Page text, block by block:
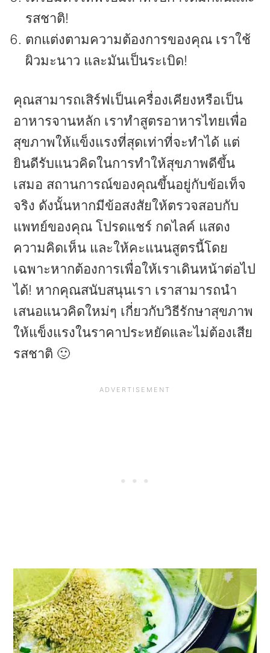
รสชาติ!
ตกแต่งตามความต้องการของคุณ เราใช้
ผิวมะนาว และมันเป็นระเบิด!
คุณสามารถเสิร์ฟเป็นเครื่องเคียงหรือเป็น
อาหารจานหลัก เราทำสูตรอาหารไทยเพื่อ
สุขภาพให้แข็งแรงที่สุดเท่าที่จะทำได้ แต่
ยินดีรับแนวคิดในการทำให้สุขภาพดีขึ้น
เสมอ สถานการณ์ของคุณขึ้นอยู่กับข้อเท็จ
จริง ดังนั้นหากมีข้อสงสัยให้ตรวจสอบกับ
แพทย์ของคุณ โปรดแชร์ กดไลค์ แสดง
ความคิดเห็น และให้คะแนนสูตรนี้โดย
เฉพาะหากต้องการเพื่อให้เราเดินหน้าต่อไป
ได้! หากคุณสนับสนุนเรา เราสามารถนำ
เสนอแนวคิดใหม่ๆ เกี่ยวกับวิธีรักษาสุขภาพ
ให้แข็งแรงในราคาประหยัดและไม่ต้องเสีย
รสชาติ 🙂